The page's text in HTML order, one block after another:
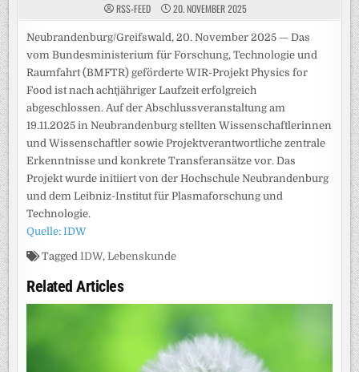
RSS-FEED 20. NOVEMBER 2025
Neubrandenburg/Greifswald, 20. November 2025 — Das
vom Bundesministerium für Forschung, Technologie und
Raumfahrt (BMFTR) geförderte WIR-Projekt Physics for
Food ist nach achtjähriger Laufzeit erfolgreich
abgeschlossen. Auf der Abschlussveranstaltung am
19.11.2025 in Neubrandenburg stellten Wissenschaftlerinnen
und Wissenschaftler sowie Projektverantwortliche zentrale
Erkenntnisse und konkrete Transferansätze vor. Das
Projekt wurde initiiert von der Hochschule Neubrandenburg
und dem Leibniz-Institut für Plasmaforschung und
Technologie.
Quelle: IDW
TaggedIDW,Lebenskunde
Related Articles